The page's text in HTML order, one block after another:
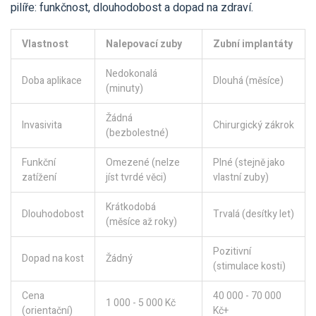
pilíře: funkčnost, dlouhodobost a dopad na zdraví.
Vlastnost Nalepovací zuby Zubní implantáty
Doba aplikace
Nedokonalá
(minuty)
Dlouhá (měsíce)
Invasivita
Žádná
(bezbolestné)
Chirurgický zákrok
Funkční
zatížení
Omezené (nelze
jíst tvrdé věci)
Plné (stejně jako
vlastní zuby)
Dlouhodobost
Krátkodobá
(měsíce až roky)
Trvalá (desítky let)
Dopad na kost Žádný
Pozitivní
(stimulace kosti)
Cena
(orientační)
1 000 - 5 000 Kč
40 000 - 70 000
Kč+